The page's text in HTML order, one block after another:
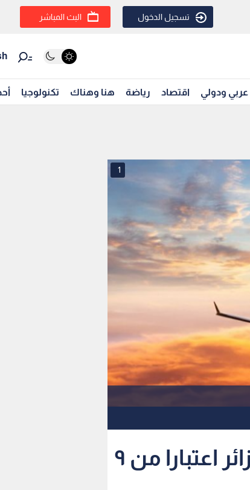
تسجيل الدخول البث المباشر
عربي ودولي اقتصاد رياضة هنا وهناك تكنولوجيا
1
خط طيران مباشر بين الأردن والجزائر اعتبارا من ٩